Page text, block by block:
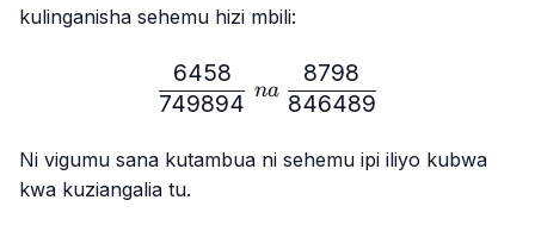
kulinganisha sehemu hizi mbili:
\frac{6458}{749894} \
749894
6458
na 846489
8798
Ni vigumu sana kutambua ni sehemu ipi iliyo kubwa
kwa kuziangalia tu.